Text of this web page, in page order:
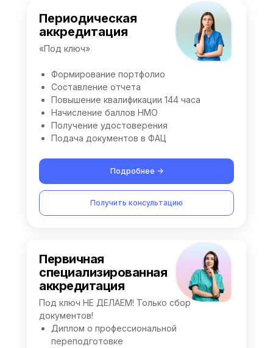
Первичная
специализированная
аккредитация
Под ключ НЕ ДЕЛАЕМ! Только сбор
документов!
Диплом о профессиональной
переподготовке
Периодическая
аккредитация
«Под ключ»
Формирование портфолио
Составление отчета
Повышение квалификации 144 часа
Начисление баллов НМО
Получение удостоверения
Подача документов в ФАЦ
Подробнее ->
Получить консультацию